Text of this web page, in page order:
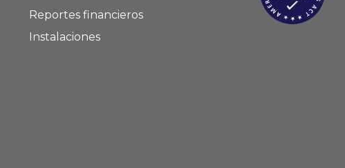
Reportes financieros
Instalaciones